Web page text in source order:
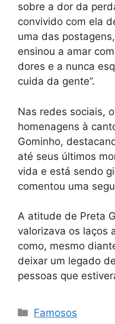
sobre a dor da
convivido com ela
uma das
ensinou a amar
dores e a nunca
cuida da gente”.
Nas redes sociais,
homenagens à
Gominho,
até seus últimos
vida e está sendo
comentou uma
A atitude de Preta
valorizava os laços
como, mesmo
deixar um legado
pessoas que
Categorias
Famosos